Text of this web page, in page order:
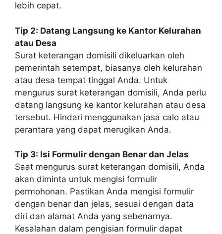
lebih cepat.
Tip 2: Datang Langsung ke Kantor Kelurahan
atau Desa
Surat keterangan domisili dikeluarkan oleh
pemerintah setempat, biasanya oleh kelurahan
atau desa tempat tinggal Anda. Untuk
mengurus surat keterangan domisili, Anda perlu
datang langsung ke kantor kelurahan atau desa
tersebut. Hindari menggunakan jasa calo atau
perantara yang dapat merugikan Anda.
Tip 3: Isi Formulir dengan Benar dan Jelas
Saat mengurus surat keterangan domisili, Anda
akan diminta untuk mengisi formulir
permohonan. Pastikan Anda mengisi formulir
dengan benar dan jelas, sesuai dengan data
diri dan alamat Anda yang sebenarnya.
Kesalahan dalam pengisian formulir dapat